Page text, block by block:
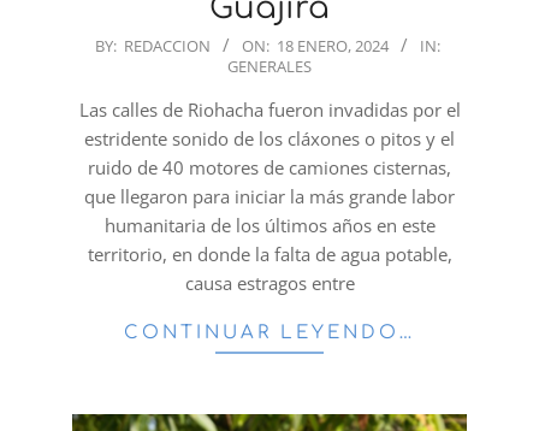
Guajira
2024-
18
BY: REDACCION ON: 18 ENERO, 2024
IN:
GENERALES
Las calles de Riohacha fueron invadidas por el
estridente sonido de los cláxones o pitos y el
ruido de 40 motores de camiones cisternas,
que llegaron para iniciar la más grande labor
humanitaria de los últimos años en este
territorio, en donde la falta de agua potable,
causa estragos entre
CONTINUAR LEYENDO…